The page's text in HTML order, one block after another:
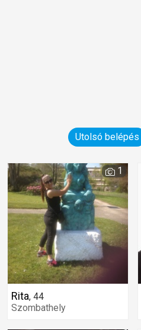
Utolsó belépés
Rita, 44
Szombathely
1